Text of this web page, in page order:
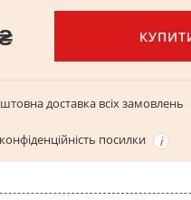
доставка всіх замовлень
посилки